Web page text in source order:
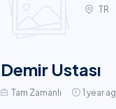
TR
Demir Ustası
Tam Zamanlı 1 year